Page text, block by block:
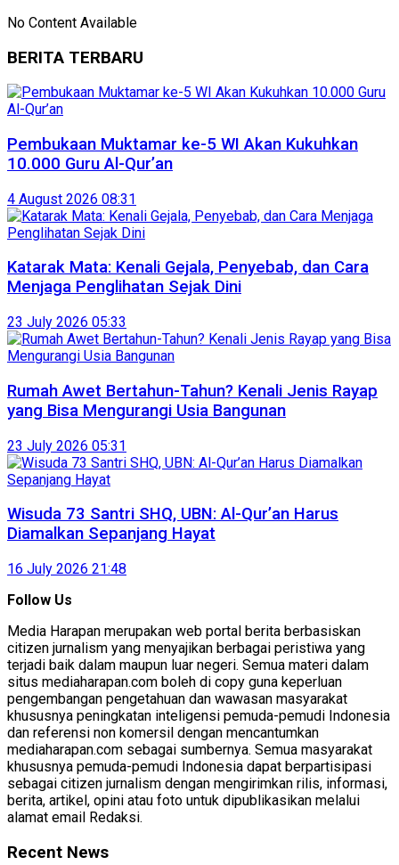
No Content Available
BERITA TERBARU
Pembukaan Muktamar ke-5 WI Akan Kukuhkan
10.000 Guru Al-Qur’an
4 August 2026 08:31
Katarak Mata: Kenali Gejala, Penyebab, dan Cara
Menjaga Penglihatan Sejak Dini
23 July 2026 05:33
Rumah Awet Bertahun-Tahun? Kenali Jenis Rayap
yang Bisa Mengurangi Usia Bangunan
23 July 2026 05:31
Wisuda 73 Santri SHQ, UBN: Al-Qur’an Harus
Diamalkan Sepanjang Hayat
16 July 2026 21:48
Follow Us
Media Harapan merupakan web portal berita berbasiskan
citizen jurnalism yang menyajikan berbagai peristiwa yang
terjadi baik dalam maupun luar negeri. Semua materi dalam
situs mediaharapan.com boleh di copy guna keperluan
pengembangan pengetahuan dan wawasan masyarakat
khususnya peningkatan inteligensi pemuda-pemudi Indonesia
dan referensi non komersil dengan mencantumkan
mediaharapan.com sebagai sumbernya. Semua masyarakat
khususnya pemuda-pemudi Indonesia dapat berpartisipasi
sebagai citizen jurnalism dengan mengirimkan rilis, informasi,
berita, artikel, opini atau foto untuk dipublikasikan melalui
alamat email Redaksi.
Recent News